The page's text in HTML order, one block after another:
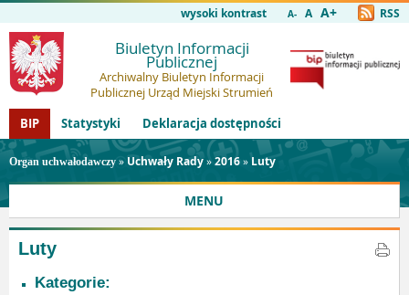
wysoki kontrast A- A A+ RSS
Biuletyn Informacji
Publicznej
Archiwalny Biuletyn Informacji
Publicznej Urząd Miejski Strumień
BIP
Statystyki Deklaracja dostępności
Organ uchwałodawczy » Uchwały Rady»2016»Luty
MENU
Luty
Kategorie: